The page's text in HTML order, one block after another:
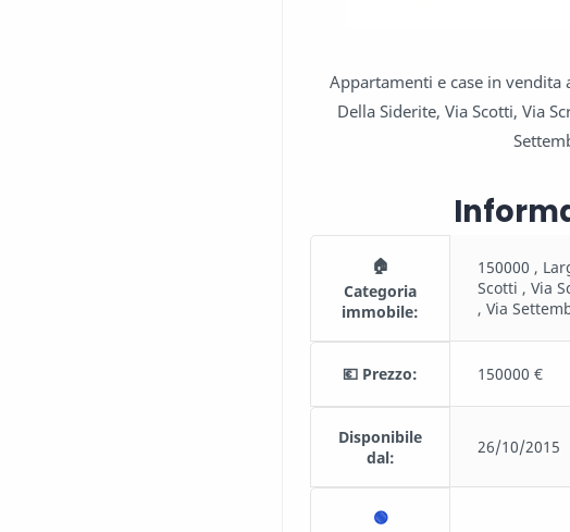
Appartamenti e case in vendita
Della Siderite, Via Scotti, Via
🏠
Categoria
immobile:
150000 ,
Scotti , Via
, Via
💶 Prezzo: 150000 €
Disponibile
dal:
26/10/2015
🟢